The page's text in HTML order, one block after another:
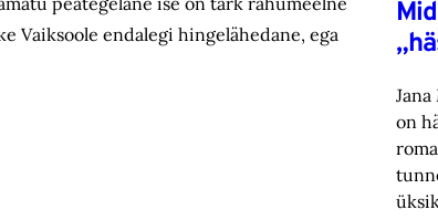
Vaiksoole endalegi hingelähedane, ega
on